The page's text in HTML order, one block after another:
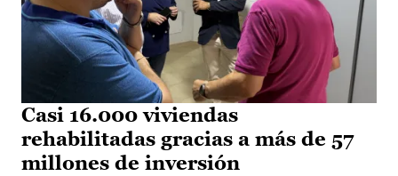
Casi 16.000 viviendas
rehabilitadas gracias a más de 57
millones de inversión